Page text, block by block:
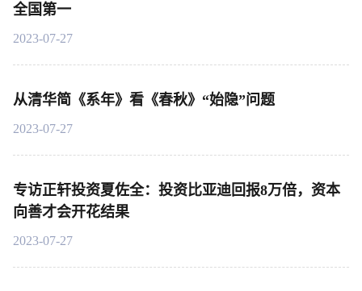
全国第一
2023-07-27
从清华简《系年》看《春秋》“始隐”问题
2023-07-27
专访正轩投资夏佐全：投资比亚迪回报8万倍，资本
向善才会开花结果
2023-07-27